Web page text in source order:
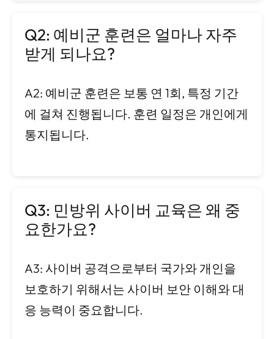
Q2: 예비군 훈련은 얼마나 자주
받게 되나요?
A2: 예비군 훈련은 보통 연 1회, 특정 기간
에 걸쳐 진행됩니다. 훈련 일정은 개인에게
통지됩니다.
Q3: 민방위 사이버 교육은 왜 중
요한가요?
A3: 사이버 공격으로부터 국가와 개인을
보호하기 위해서는 사이버 보안 이해와 대
응 능력이 중요합니다.